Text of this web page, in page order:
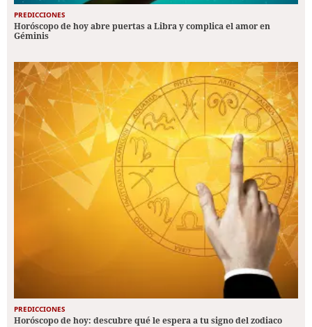
PREDICCIONES
Horóscopo de hoy abre puertas a Libra y complica el amor en
Géminis
PREDICCIONES
Horóscopo de hoy: descubre qué le espera a tu signo del zodiaco